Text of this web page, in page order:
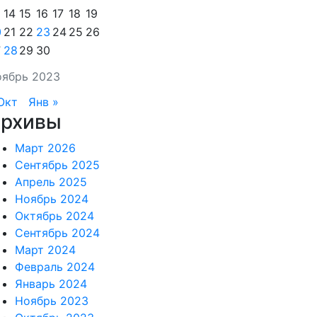
2023
14 15 16 17 18 19
21 22 23 24 25 26
28 29 30
Янв »
Март 2026
Сентябрь 2025
Апрель 2025
Ноябрь 2024
Октябрь 2024
Сентябрь 2024
Март 2024
Февраль 2024
Январь 2024
Ноябрь 2023